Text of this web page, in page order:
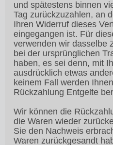
und spätestens binnen
Tag zurückzuzahlen, an
Ihren Widerruf dieses
eingegangen ist. Für
verwenden wir dasselbe
bei der ursprünglichen
haben, es sei denn, mit
ausdrücklich etwas
keinem Fall werden
Rückzahlung Entgelte
Wir können die
die Waren wieder
Sie den Nachweis
Waren zurückgesandt